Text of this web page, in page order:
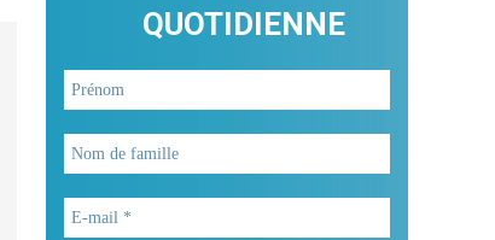
QUOTIDIENNE